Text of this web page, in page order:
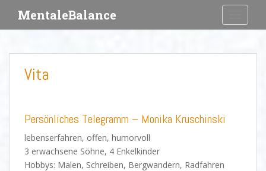
i
MentaleBalance
Vita
Persönliches Telegramm – Monika Kruschinski
lebenserfahren, offen, humorvoll
3 erwachsene Söhne, 4 Enkelkinder
Hobbys: Malen, Schreiben, Bergwandern, Radfahren